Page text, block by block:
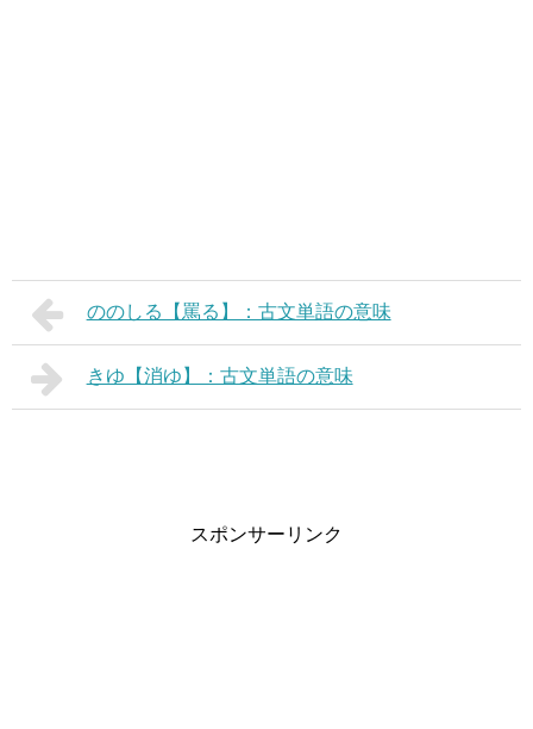
ののしる【罵る】：古文単語の意味
きゆ【消ゆ】：古文単語の意味
スポンサーリンク